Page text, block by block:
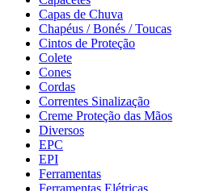
Capas de Chuva
Chapéus / Bonés / Toucas
Cintos de Proteção
Colete
Cones
Cordas
Correntes Sinalização
Creme Proteção das Mãos
Diversos
EPC
EPI
Ferramentas